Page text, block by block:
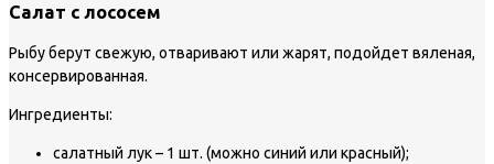
Салат с лососем
Рыбу берут свежую, отваривают или жарят, подойдет вяленая,
консервированная.
Ингредиенты:
салатный лук – 1 шт. (можно синий или красный);